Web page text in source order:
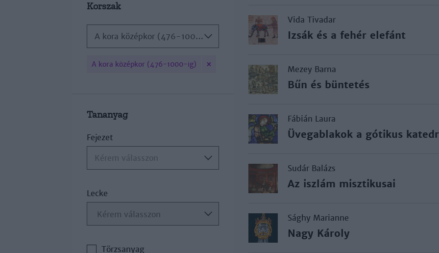
Korszak
A kora középkor (476-1000-ig)
A kora középkor (476-1000-ig) ×
Tananyag
Fejezet
Kérem válasszon
Lecke
Törzsanyag
Vida Tivadar
Izsák és a fehér elefánt
Mezey Barna
Bűn és büntetés
Fábián Laura
Üvegablakok a gótikus
Sudár Balázs
Az iszlám misztikusai
Sághy Marianne
Nagy Károly